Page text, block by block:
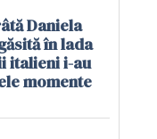
Daniela
în lada
italieni i-au
momente